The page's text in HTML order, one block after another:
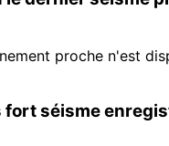
proche n'est
fort séisme